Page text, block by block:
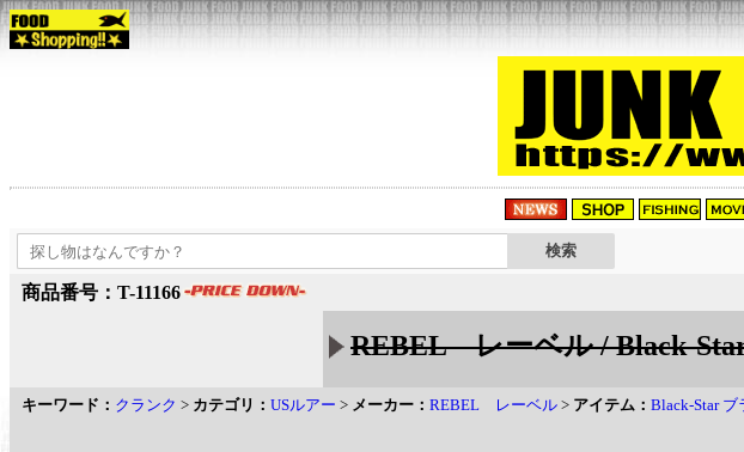
商品番号：T-11166
REBEL レーベル / Black-
キーワード： クランク > カテゴリ： USルアー > メーカー： REBEL レーベル > アイテム： Black-Star